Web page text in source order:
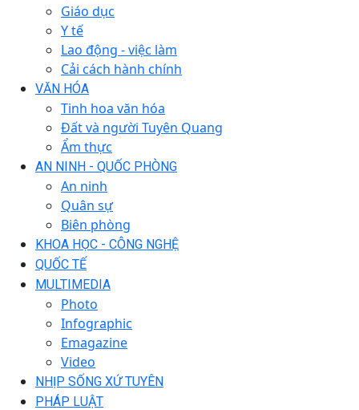
Giáo dục
Y tế
Lao động - việc làm
Cải cách hành chính
VĂN HÓA
Tinh hoa văn hóa
Đất và người Tuyên Quang
Ẩm thực
AN NINH - QUỐC PHÒNG
An ninh
Quân sự
Biên phòng
KHOA HỌC - CÔNG NGHỆ
QUỐC TẾ
MULTIMEDIA
Photo
Infographic
Emagazine
Video
NHỊP SỐNG XỨ TUYÊN
PHÁP LUẬT